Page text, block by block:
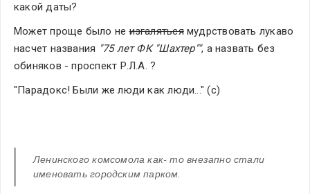
какой даты?
Может проще было не изгаляться мудрствовать лукаво
насчет названия "75 лет ФК "Шахтер"", а назвать без
обиняков - проспект Р.Л.А. ?
"Парадокс! Были же люди как люди..." (с)
Ленинского комсомола как- то внезапно стали
именовать городским парком.